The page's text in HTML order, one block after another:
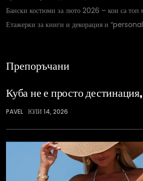
Бански костюми за люто 2026 – кои са
Етажерки за книги и декорация и
Препоръчани
Куба не е просто
PAVEL ЮЛИ 14, 2026